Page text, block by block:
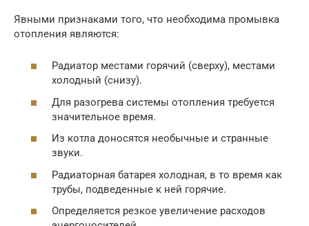
Явными признаками того, что необходима промывка
отопления являются:
Радиатор местами горячий (сверху), местами
холодный (снизу).
Для разогрева системы отопления требуется
значительное время.
Из котла доносятся необычные и странные
звуки.
Радиаторная батарея холодная, в то время как
трубы, подведенные к ней горячие.
Определяется резкое увеличение расходов